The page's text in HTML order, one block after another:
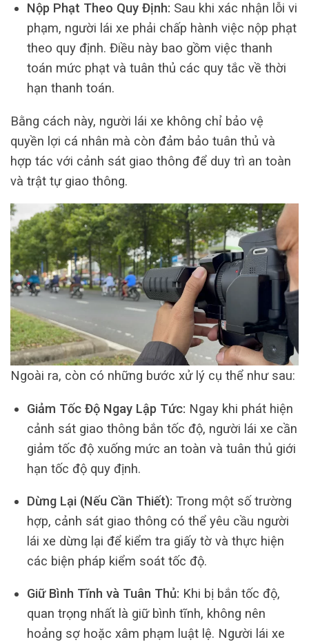
Nộp Phạt Theo Quy Định: Sau khi xác nhận lỗi vi
phạm, người lái xe phải chấp hành việc nộp phạt
theo quy định. Điều này bao gồm việc thanh
toán mức phạt và tuân thủ các quy tắc về thời
hạn thanh toán.
Bằng cách này, người lái xe không chỉ bảo vệ
quyền lợi cá nhân mà còn đảm bảo tuân thủ và
hợp tác với cảnh sát giao thông để duy trì an toàn
và trật tự giao thông.
Ngoài ra, còn có những bước xử lý cụ thể như sau:
Giảm Tốc Độ Ngay Lập Tức: Ngay khi phát hiện
cảnh sát giao thông bắn tốc độ, người lái xe cần
giảm tốc độ xuống mức an toàn và tuân thủ giới
hạn tốc độ quy định.
Dừng Lại (Nếu Cần Thiết): Trong một số trường
hợp, cảnh sát giao thông có thể yêu cầu người
lái xe dừng lại để kiểm tra giấy tờ và thực hiện
các biện pháp kiểm soát tốc độ.
Giữ Bình Tĩnh và Tuân Thủ: Khi bị bắn tốc độ,
quan trọng nhất là giữ bình tĩnh, không nên
hoảng sợ hoặc xâm phạm luật lệ. Người lái xe